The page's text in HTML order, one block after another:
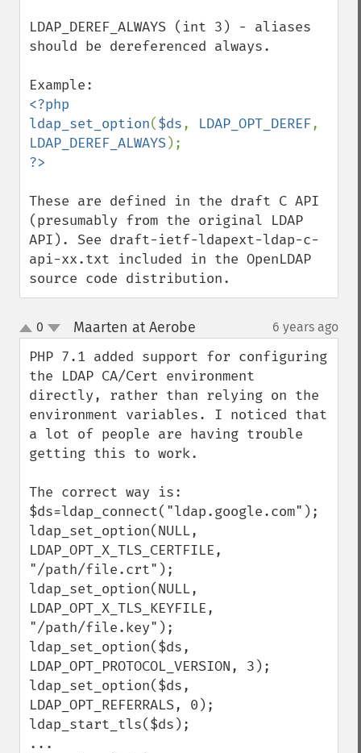
LDAP_DEREF_ALWAYS (int 3) - aliases
should be dereferenced always.
<?php
ldap_set_option($ds, LDAP_OPT_DEREF
LDAP_DEREF_ALWAYS
?>
These are defined in the draft C API
(presumably from the original LDAP
API). See draft-ietf-ldapext-ldap-c-
api-xx.txt included in the OpenLDAP
source code distribution.
up
down
0 Maarten at Aerobe 6 years ago
PHP 7.1 added support for configuring
the LDAP CA/Cert environment
directly, rather than relying on the
environment variables. I noticed that
a lot of people are having trouble
getting this to work.
The correct way is:
$ds=ldap_connect("ldap.google.com");
ldap_set_option(NULL,
LDAP_OPT_X_TLS_CERTFILE,
"/path/file.crt");
ldap_set_option(NULL,
LDAP_OPT_X_TLS_KEYFILE,
"/path/file.key");
ldap_set_option($ds,
LDAP_OPT_PROTOCOL_VERSION, 3);
ldap_set_option($ds,
LDAP_OPT_REFERRALS, 0);
ldap_start_tls($ds);
...